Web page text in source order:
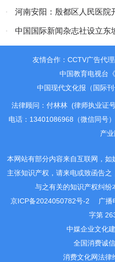
研医保支付改革与三医协同发
·
河南安阳：殷都区人民医院
际妇女节系列活动
·
中国国际新闻杂志社设立东
报国”之深圳东坡文化行活动正
友情合作：CCTV广告代
中国教育电视台
中国现代文化报（国际
法律顾问：付林林 (律师执业证
电话：13401086968（微信同号）
产业
本网站有部分内容来自互联网，
主张知识产权，请来电或致函告之
与之有关的知识产权纠纷
京ICP备2024050782号-2
广播
字第
中媒企业文化
全国消费诚
消费文化网法律